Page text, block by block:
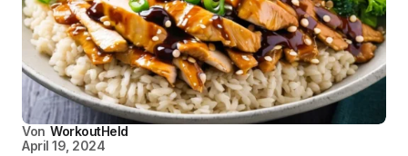
Von WorkoutHeld
April 19, 2024